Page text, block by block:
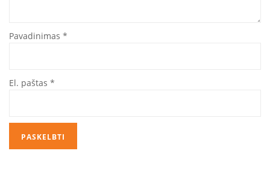
Pavadinimas *
El. paštas *